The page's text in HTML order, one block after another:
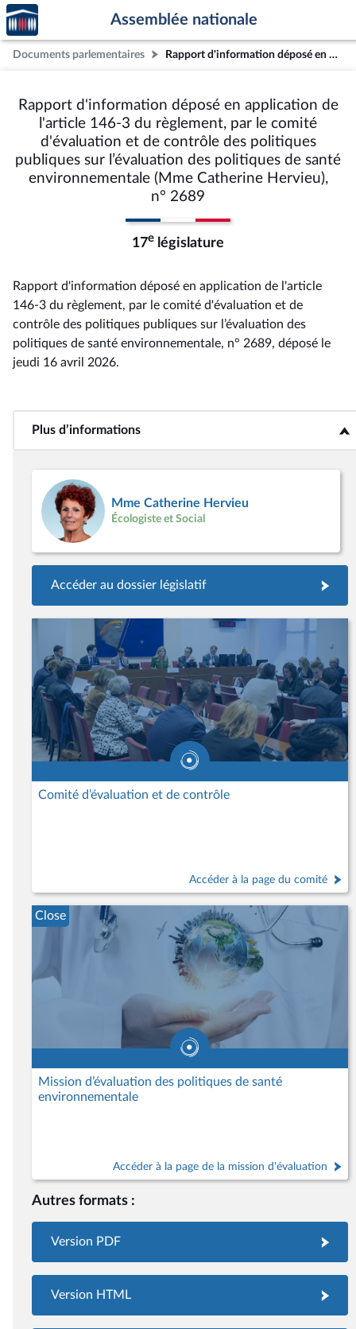
Aller au contenu
Aller en bas de la page
Accèder
à la
page
d'accueil
Assemblée nationale
Documents parlementaires Rapport d'information déposé en application de l'article 146-3 du règlement, par le comité d'évaluation et de contrôle des politiques publiques sur l’évaluation des politiques de santé environnementale (Mme Catherine Hervieu), n° 2689
Rapport d'information déposé en application de
l'article 146-3 du règlement, par le comité
d'évaluation et de contrôle des politiques
publiques sur l’évaluation des politiques de santé
environnementale (Mme Catherine Hervieu),
n° 2689
17e législature
Rapport d'information déposé en application de l'article
146-3 du règlement, par le comité d'évaluation et de
contrôle des politiques publiques sur l’évaluation des
politiques de santé environnementale, n° 2689, déposé le
jeudi 16 avril 2026.
Plus d’informations<b>Plus d’informations</b>
Mme Catherine Hervieu
Écologiste et Social
Accéder au dossier législatif
Comité d’évaluation et de contrôle
Accéder à la page du comité
Mission d’évaluation des politiques de santé
environnementale
Accéder à la page de la mission d'évaluation
Close
Autres formats :
Version PDF
Version HTML